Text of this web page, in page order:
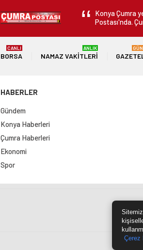
Konya Çumra
Postası'nda.
BORSA
CANLI
NAMAZ VAKITLERI
ANLIK
HABERLER
Gündem
Konya Haberleri
Çumra Haberleri
Ekonomi
Spor
Çerez